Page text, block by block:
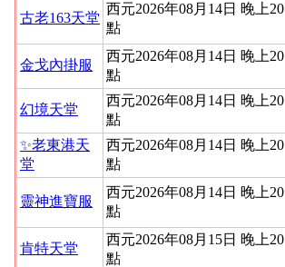
古老163天堂
西元2026年08月14日 晚上20
點
金戈內掛服
西元2026年08月14日 晚上20
點
幻境天堂
西元2026年08月14日 晚上20
點
✨老東港天
堂
西元2026年08月14日 晚上20
點
靈神進寶服
西元2026年08月14日 晚上20
點
肯特天堂
西元2026年08月15日 晚上20
點